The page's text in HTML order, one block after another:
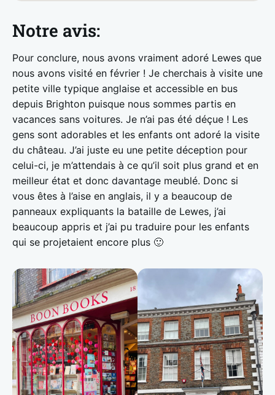
Notre avis:
Pour conclure, nous avons vraiment adoré Lewes que
nous avons visité en février ! Je cherchais à visite une
petite ville typique anglaise et accessible en bus
depuis Brighton puisque nous sommes partis en
vacances sans voitures. Je n’ai pas été déçue ! Les
gens sont adorables et les enfants ont adoré la visite
du château. J’ai juste eu une petite déception pour
celui-ci, je m’attendais à ce qu’il soit plus grand et en
meilleur état et donc davantage meublé. Donc si
vous êtes à l’aise en anglais, il y a beaucoup de
panneaux expliquants la bataille de Lewes, j’ai
beaucoup appris et j’ai pu traduire pour les enfants
qui se projetaient encore plus 🙂